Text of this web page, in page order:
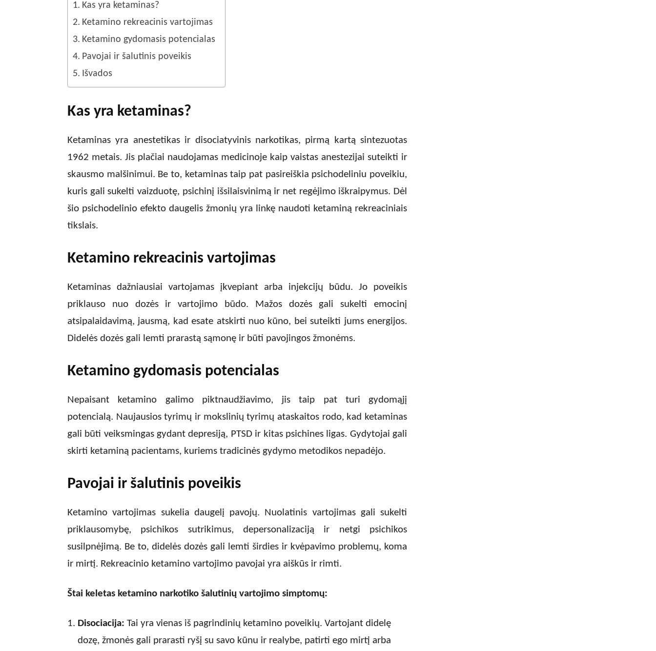
Kas yra ketaminas?
Ketamino rekreacinis vartojimas
Ketamino gydomasis potencialas
Pavojai ir šalutinis poveikis
Išvados
Kas yra ketaminas?
Ketaminas yra anestetikas ir disociatyvinis narkotikas, pirmą kartą sintezuotas
1962 metais. Jis plačiai naudojamas medicinoje kaip vaistas anestezijai suteikti ir
skausmo malšinimui. Be to, ketaminas taip pat pasireiškia psichodeliniu poveikiu,
kuris gali sukelti vaizduotę, psichinį išsilaisvinimą ir net regėjimo iškraipymus. Dėl
šio psichodelinio efekto daugelis žmonių yra linkę naudoti ketaminą rekreaciniais
tikslais.
Ketamino rekreacinis vartojimas
Ketaminas dažniausiai vartojamas įkvepiant arba injekcijų būdu. Jo poveikis
priklauso nuo dozės ir vartojimo būdo. Mažos dozės gali sukelti emocinį
atsipalaidavimą, jausmą, kad esate atskirti nuo kūno, bei suteikti jums energijos.
Didelės dozės gali lemti prarastą sąmonę ir būti pavojingos žmonėms.
Ketamino gydomasis potencialas
Nepaisant ketamino galimo piktnaudžiavimo, jis taip pat turi gydomąjį
potencialą. Naujausios tyrimų ir mokslinių tyrimų ataskaitos rodo, kad ketaminas
gali būti veiksmingas gydant depresiją, PTSD ir kitas psichines ligas. Gydytojai gali
skirti ketaminą pacientams, kuriems tradicinės gydymo metodikos nepadėjo.
Pavojai ir šalutinis poveikis
Ketamino vartojimas sukelia daugelį pavojų. Nuolatinis vartojimas gali sukelti
priklausomybę, psichikos sutrikimus, depersonalizaciją ir netgi psichikos
susilpnėjimą. Be to, didelės dozės gali lemti širdies ir kvėpavimo problemų, koma
ir mirtį. Rekreacinio ketamino vartojimo pavojai yra aiškūs ir rimti.
Štai keletas ketamino narkotiko šalutinių vartojimo simptomų:
Disociacija: Tai yra vienas iš pagrindinių ketamino poveikių. Vartojant didelę
dozę, žmonės gali prarasti ryšį su savo kūnu ir realybe, patirti ego mirtį arba